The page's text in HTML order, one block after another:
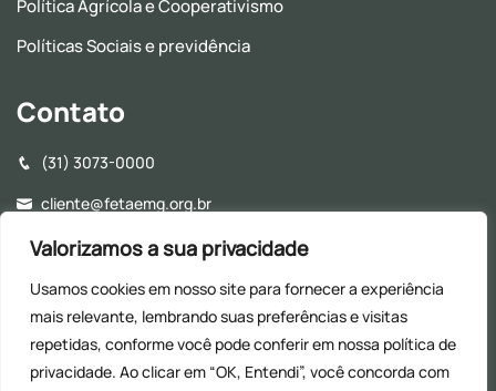
Valorizamos a sua privacidade
Usamos cookies em nosso site para fornecer a experiência
mais relevante, lembrando suas preferências e visitas
repetidas, conforme você pode conferir em nossa política de
privacidade. Ao clicar em “OK, Entendi”, você concorda com
Política Agrícola e Cooperativismo
Políticas Sociais e previdência
Contato
(31) 3073-0000
cliente@fetaemg.org.br
Rua Álvares Maciel, 154, Santa Efigênia - CEP: 30150-250 -
Horário de Funcionamento - 8h às 17h (Almoço: 12h às